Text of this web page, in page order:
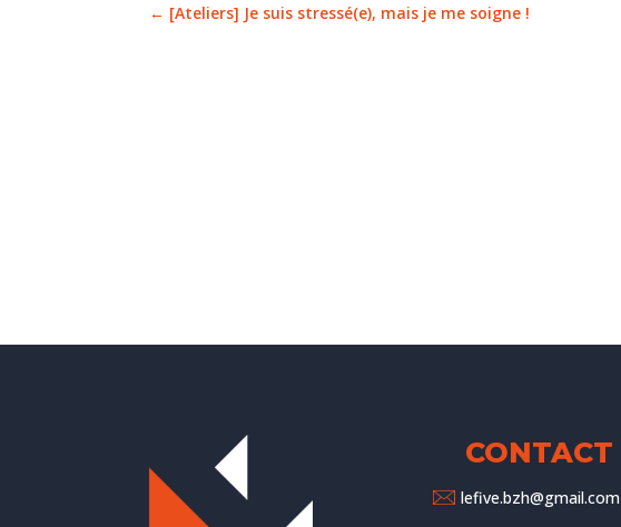
← [Ateliers] Je suis stressé(e), mais je me soigne !
CONTACT
lefive.bzh@gmail.com